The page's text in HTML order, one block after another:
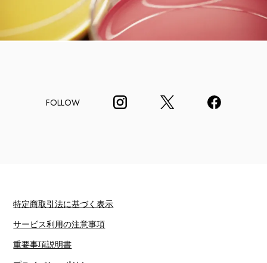
FOLLOW
特定商取引法に基づく表示
サービス利用の注意事項
重要事項説明書